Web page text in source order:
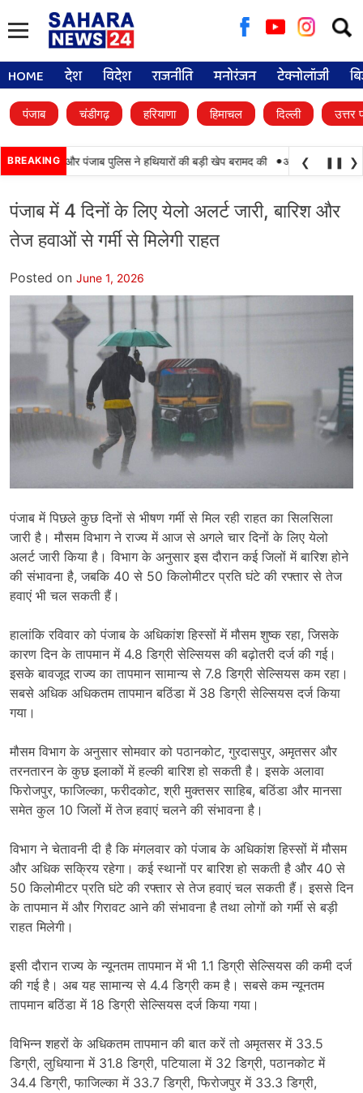
for:
HOME देश विदेश राजनीति मनोरंजन टेक्नोलॉजी
पंजाब चंडीगढ़ हरियाणा हिमाचल दिल्ली उत्तर
BREAKINGBSF और पंजाब पुलिस ने हथियारों की बड़ी खेप बरामद की • अमन अरोड़ा ने
❮ ❚❚ ❯
पंजाब में 4 दिनों के लिए येलो अलर्ट जारी, बारिश और
तेज हवाओं से गर्मी से मिलेगी राहत
Posted on June 1, 2026
पंजाब में पिछले कुछ दिनों से भीषण गर्मी से मिल रही राहत का सिलसिला
जारी है। मौसम विभाग ने राज्य में आज से अगले चार दिनों के लिए येलो
अलर्ट जारी किया है। विभाग के अनुसार इस दौरान कई जिलों में बारिश होने
की संभावना है, जबकि 40 से 50 किलोमीटर प्रति घंटे की रफ्तार से तेज
हवाएं भी चल सकती हैं।
हालांकि रविवार को पंजाब के अधिकांश हिस्सों में मौसम शुष्क रहा, जिसके
कारण दिन के तापमान में 4.8 डिग्री सेल्सियस की बढ़ोतरी दर्ज की गई।
इसके बावजूद राज्य का तापमान सामान्य से 7.8 डिग्री सेल्सियस कम रहा।
सबसे अधिक अधिकतम तापमान बठिंडा में 38 डिग्री सेल्सियस दर्ज किया
गया।
मौसम विभाग के अनुसार सोमवार को पठानकोट, गुरदासपुर, अमृतसर और
तरनतारन के कुछ इलाकों में हल्की बारिश हो सकती है। इसके अलावा
फिरोजपुर, फाजिल्का, फरीदकोट, श्री मुक्तसर साहिब, बठिंडा और मानसा
समेत कुल 10 जिलों में तेज हवाएं चलने की संभावना है।
विभाग ने चेतावनी दी है कि मंगलवार को पंजाब के अधिकांश हिस्सों में मौसम
और अधिक सक्रिय रहेगा। कई स्थानों पर बारिश हो सकती है और 40 से
50 किलोमीटर प्रति घंटे की रफ्तार से तेज हवाएं चल सकती हैं। इससे दिन
के तापमान में और गिरावट आने की संभावना है तथा लोगों को गर्मी से बड़ी
राहत मिलेगी।
इसी दौरान राज्य के न्यूनतम तापमान में भी 1.1 डिग्री सेल्सियस की कमी दर्ज
की गई है। अब यह सामान्य से 4.4 डिग्री कम है। सबसे कम न्यूनतम
तापमान बठिंडा में 18 डिग्री सेल्सियस दर्ज किया गया।
विभिन्न शहरों के अधिकतम तापमान की बात करें तो अमृतसर में 33.5
डिग्री, लुधियाना में 31.8 डिग्री, पटियाला में 32 डिग्री, पठानकोट में
34.4 डिग्री, फाजिल्का में 33.7 डिग्री, फिरोजपुर में 33.3 डिग्री,